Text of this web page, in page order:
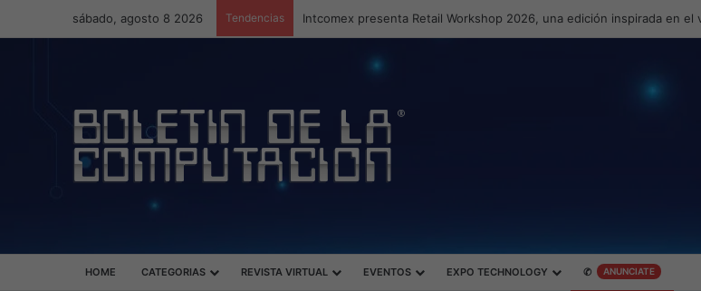
sábado, agosto 8 2026 Tendencias Intcomex presenta Retail Workshop 2026, una edición inspirada en el
HOME CATEGORIAS REVISTA VIRTUAL EVENTOS EXPO TECHNOLOGY ✆ ANUNCIATE